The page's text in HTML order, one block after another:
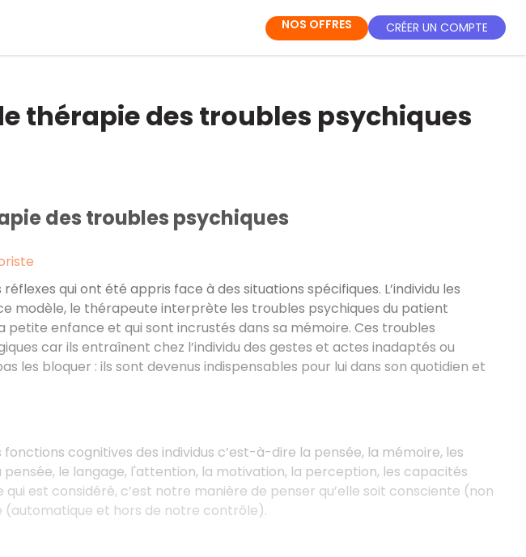
NOS OFFRES CRÉER UN COMPTE
thérapie des troubles psychiques
des troubles psychiques
qui ont été appris face à des situations spécifiques. L’individu les
modèle, le thérapeute interprète les troubles psychiques du patient
enfance et qui sont incrustés dans sa mémoire. Ces troubles
car ils entraînent chez l’individu des gestes et actes inadaptés ou
les bloquer : ils sont devenus indispensables pour lui dans son quotidien et
fonctions cognitives des individus c’est-à-dire la pensée, la mémoire, les
le langage, l'attention, la motivation, la perception, les capacités
est considéré, c’est notre manière de penser qu’elle soit consciente (non
et hors de notre contrôle).